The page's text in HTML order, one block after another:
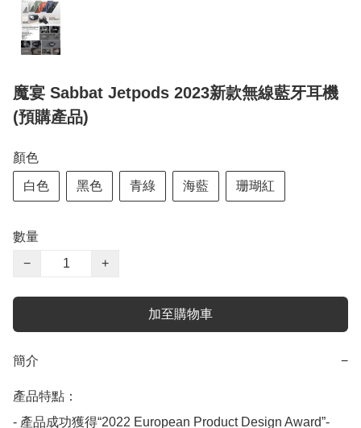
魔宴 Sabbat Jetpods 2023新款無線藍牙耳機
(預購產品)
顏色
白色 黑色 青綠 海藍 珊瑚紅
數量
−
+
加至購物車
簡介 −
產品特點：
- 產品成功獲得“2022 European Product Design Award”-